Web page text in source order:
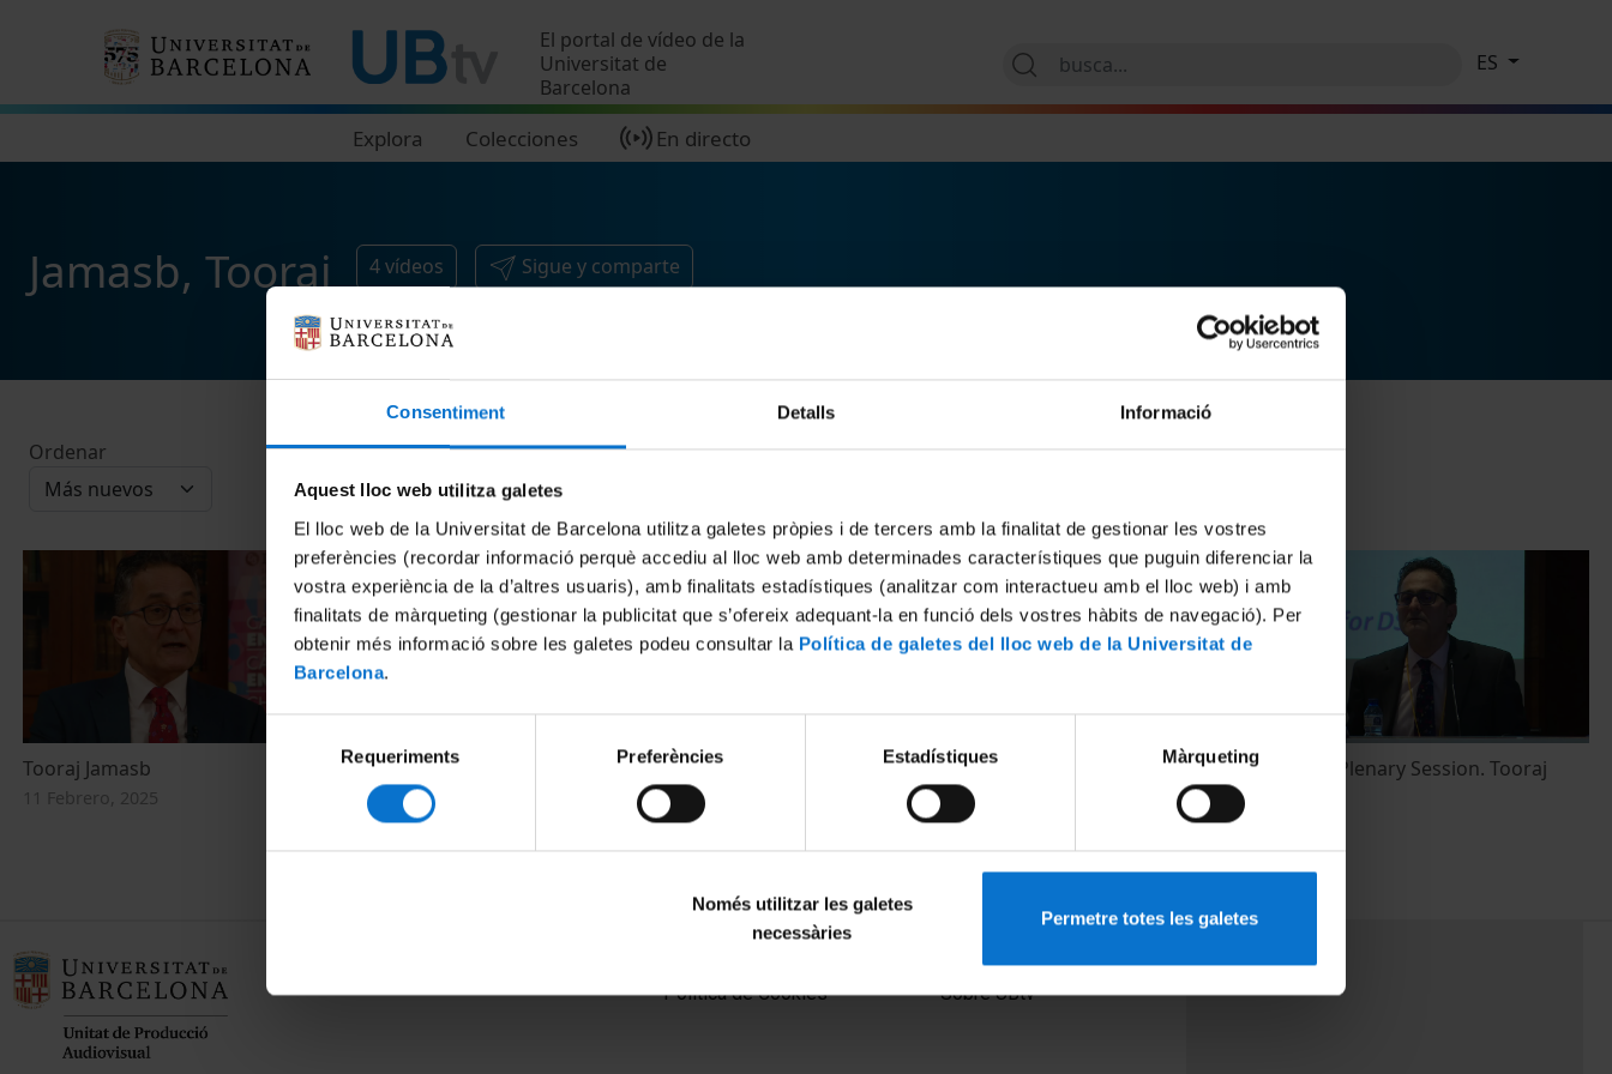
Consentiment Detalls Informació
Aquest lloc web utilitza galetes
El lloc web de la Universitat de Barcelona utilitza galetes pròpies i de tercers amb la finalitat de gestionar les vostres
preferències (recordar informació perquè accediu al lloc web amb determinades característiques que puguin diferenciar la
vostra experiència de la d’altres usuaris), amb finalitats estadístiques (analitzar com interactueu amb el lloc web) i amb
finalitats de màrqueting (gestionar la publicitat que s’ofereix adequant-la en funció dels vostres hàbits de navegació). Per
obtenir més informació sobre les galetes podeu consultar la Política de galetes del lloc web de la Universitat de
Barcelona.
consentiment
Requeriments Preferències Estadístiques Màrqueting
Només utilitzar les galetes
necessàries
Permetre totes les galetes
El portal de vídeo de la
Universitat de
Barcelona
Explora Colecciones En directo
ES
Jamasb, Tooraj 4vídeos Sigue y comparte
Ordenar
Tooraj Jamasb
11 Febrero, 2025
Green Markets
18 Febrero, 2022
The Challenges of the Energy Sector
23 Marzo, 2017
Presentation. Plenary Session. Tooraj
Jamasb
7 Febrero, 2017
Política de Cookies
Sobre UBtv